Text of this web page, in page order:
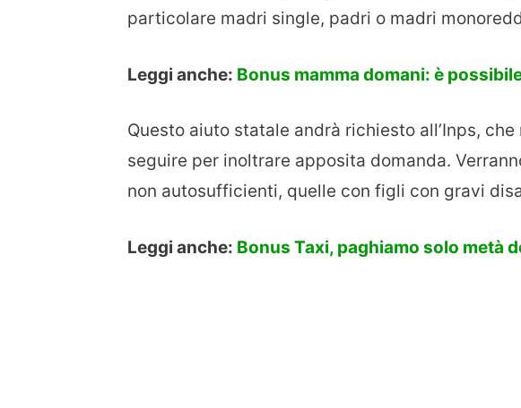
particolare madri single, padri o madri
Leggi anche: Bonus mamma domani: è
Questo aiuto statale andrà richiesto all’Inps,
seguire per inoltrare apposita domanda.
non autosufficienti, quelle con figli con gravi
Leggi anche: Bonus Taxi, paghiamo solo metà